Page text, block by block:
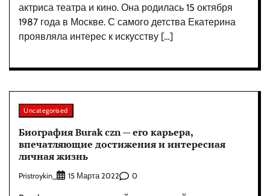
актриса театра и кино. Она родилась 15 октября
1987 года в Москве. С самого детства Екатерина
проявляла интерес к искусству […]
Uncategorised
Биография Burak czn — его карьера,
впечатляющие достижения и интересная
личная жизнь
Pristroykin_ 15 Марта 2022 0